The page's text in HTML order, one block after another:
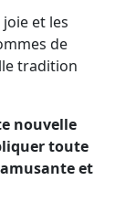
et les
de
tradition
nouvelle
toute
et